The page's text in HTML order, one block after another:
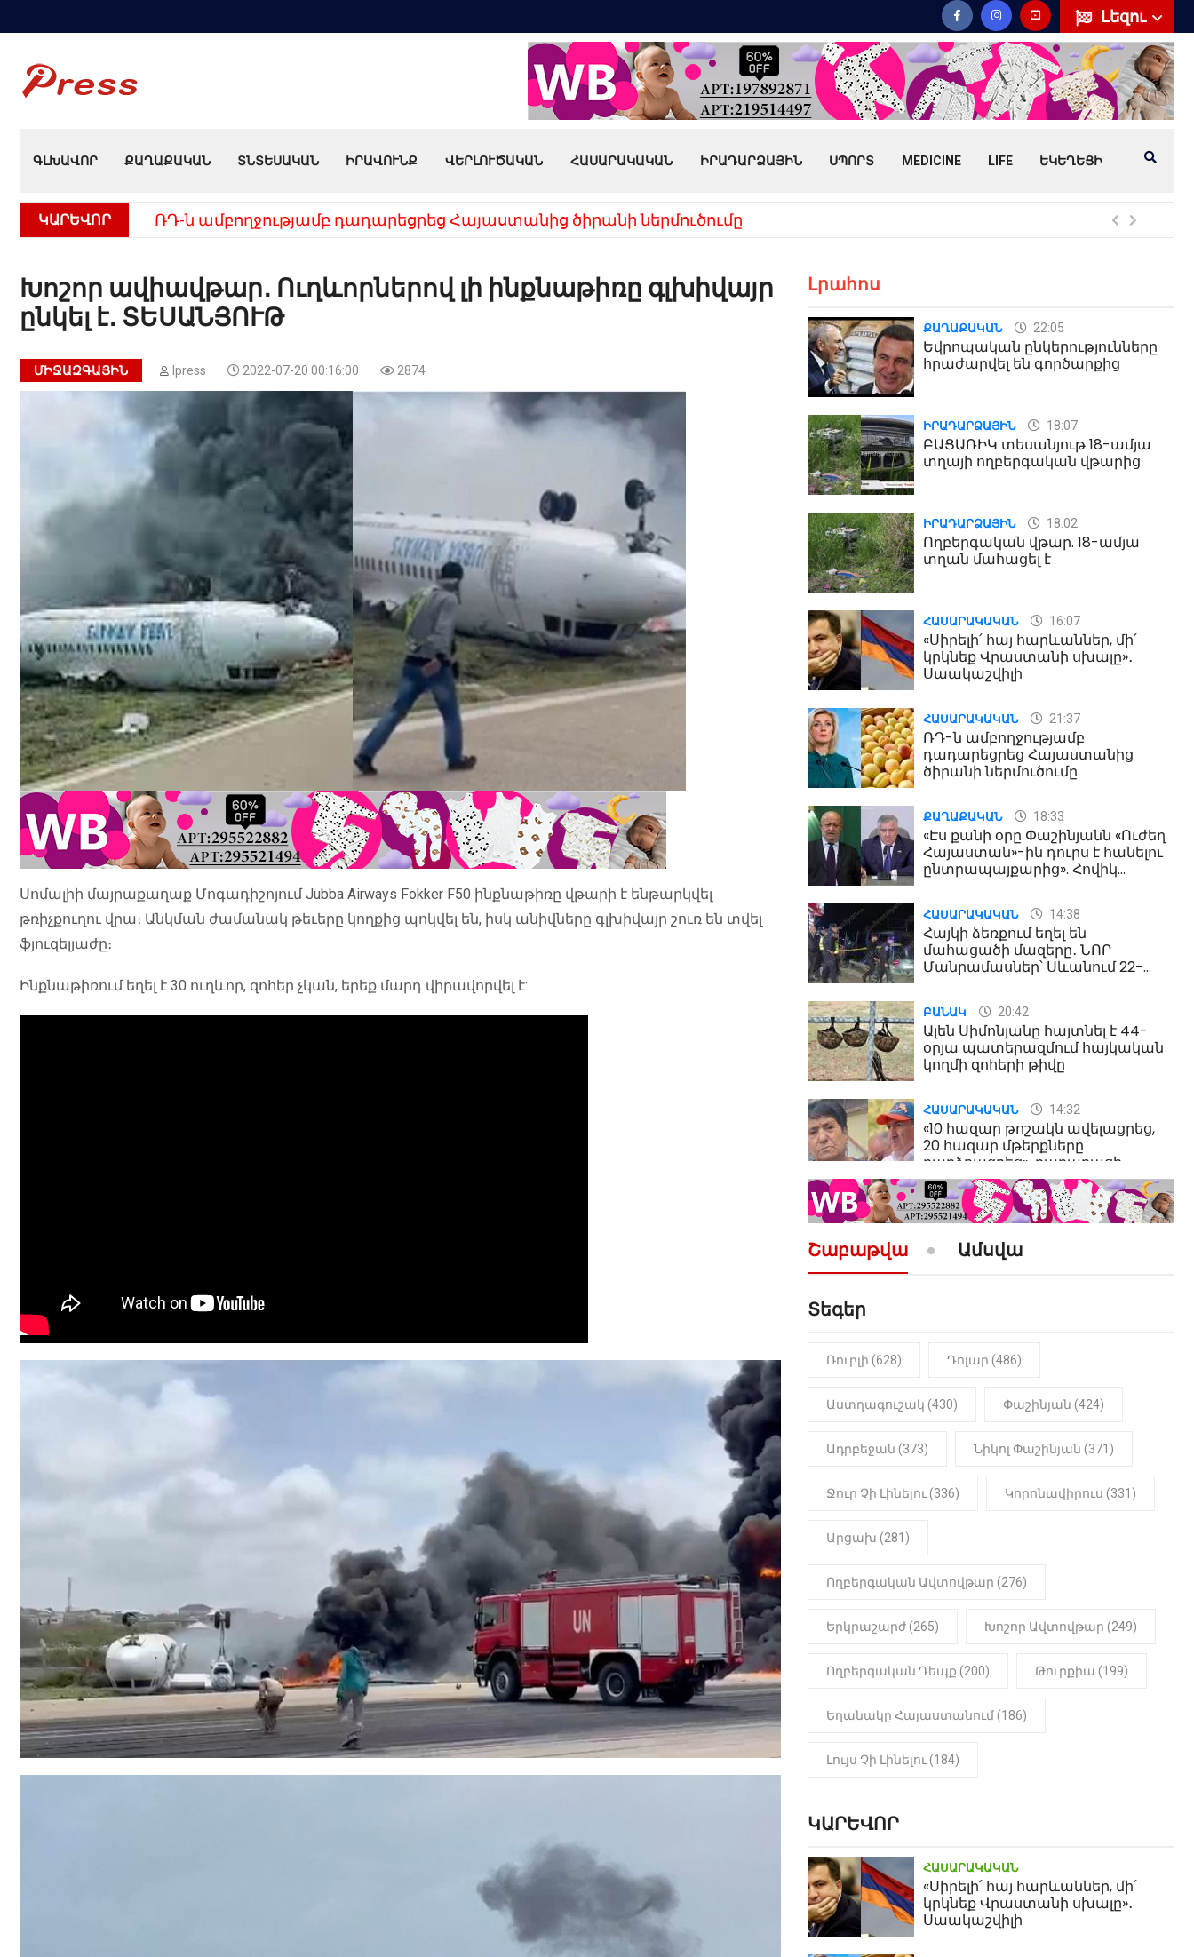
Լեզու
ԳԼԽԱՎՈՐ ՔԱՂԱՔԱԿԱՆ ՏՆՏԵՍԱԿԱՆ ԻՐԱՎՈՒՆՔ ՎԵՐԼՈՒԾԱԿԱՆ ՀԱՍԱՐԱԿԱԿԱՆ ԻՐԱԴԱՐՁԱՅԻՆ ՍՊՈՐՏ MEDICINE LIFE ԵԿԵՂԵՑԻ
ԿԱՐԵՎՈՐ ՌԴ-ն ամբողջությամբ դադարեցրեց Հայաստանից ծիրանի ներմուծումը
Խոշոր ավիավթար․ Ուղևորներով լի ինքնաթիռը գլխիվայր
ընկել է․ ՏԵՍԱՆՅՈՒԹ
ՄԻՋԱԶԳԱՅԻՆ Ipress 2022-07-20 00:16:00 2874
Սոմալիի մայրաքաղաք Մոգադիշոյում Jubba Airways Fokker F50 ինքնաթիռը վթարի է ենթարկվել
թռիչքուղու վրա։ Անկման ժամանակ թեւերը կողքից պոկվել են, իսկ անիվները գլխիվայր շուռ են տվել
ֆյուզելյաժը։
Ինքնաթիռում եղել է 30 ուղևոր, զոհեր չկան, երեք մարդ վիրավորվել է:
Լրահոս
ՔԱՂԱՔԱԿԱՆ 22:05
Եվրոպական ընկերությունները
հրաժարվել են գործարքից
ԻՐԱԴԱՐՁԱՅԻՆ 18:07
ԲԱՑԱՌԻԿ տեսանյութ 18-ամյա
տղայի ողբերգական վթարից
ԻՐԱԴԱՐՁԱՅԻՆ 18:02
Ողբերգական վթար. 18-ամյա
տղան մահացել է
ՀԱՍԱՐԱԿԱԿԱՆ 16:07
«Սիրելի՛ հայ հարևաններ, մի՛
կրկնեք Վրաստանի սխալը»․
Սաակաշվիլի
ՀԱՍԱՐԱԿԱԿԱՆ 21:37
ՌԴ-ն ամբողջությամբ
դադարեցրեց Հայաստանից
ծիրանի ներմուծումը
ՔԱՂԱՔԱԿԱՆ 18:33
«Էս քանի օրը Փաշինյանն «Ուժեղ
Հայաստան»-ին դուրս է հանելու
ընտրապայքարից». Հովիկ
ՀԱՍԱՐԱԿԱԿԱՆ 14:38
Հայկի ձեռքում եղել են
մահացածի մազերը․ ՆՈՐ
Մանրամասներ՝ Սևանում 22-
ԲԱՆԱԿ 20:42
Ալեն Սիմոնյանը հայտնել է 44-
օրյա պատերազմում հայկական
կողմի զոհերի թիվը
ՀԱՍԱՐԱԿԱԿԱՆ 14:32
«10 հազար թոշակն ավելացրեց,
20 հազար մթերքները
բարձրացրեց». քաղաքացի
(տեսանյութ)
ՔԱՂԱՔԱԿԱՆ 10:52
«Լեզվիդ տալու փոխարեն
արտաբերիր այս երկու
նախադասությունը»․ Իշխան
Նիկոլ Փաշինյան
ԻՐԱԴԱՐՁԱՅԻՆ 22:01
հայտնաբերվել է
մանկապղծության համար
մարմինը
Շաբաթվա Ամսվա
Տեգեր
Ռուբլի (628) Դոլար (486)
Աստղագուշակ (430) Փաշինյան (424)
Ադրբեջան (373) Նիկոլ Փաշինյան (371)
Ջուր Չի Լինելու (336) Կորոնավիրուս (331)
Արցախ (281)
Ողբերգական Ավտովթար (276)
Երկրաշարժ (265) Խոշոր Ավտովթար (249)
Ողբերգական Դեպք (200) Թուրքիա (199)
Եղանակը Հայաստանում (186)
Լույս Չի Լինելու (184)
ԿԱՐԵՎՈՐ
ՀԱՍԱՐԱԿԱԿԱՆ
«Սիրելի՛ հայ հարևաններ, մի՛
կրկնեք Վրաստանի սխալը»․
Սաակաշվիլի